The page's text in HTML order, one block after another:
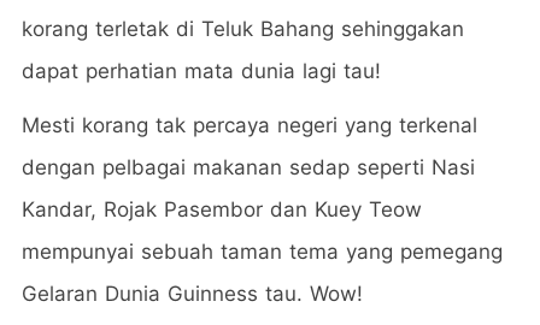
korang terletak di Teluk Bahang sehinggakan
dapat perhatian mata dunia lagi tau!
Mesti korang tak percaya negeri yang terkenal
dengan pelbagai makanan sedap seperti Nasi
Kandar, Rojak Pasembor dan Kuey Teow
mempunyai sebuah taman tema yang pemegang
Gelaran Dunia Guinness tau. Wow!